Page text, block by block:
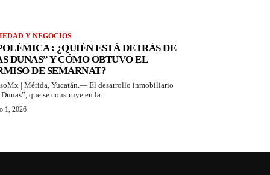
Y NEGOCIOS
: ¿QUIÉN ESTÁ DETRÁS DE
DUNAS” Y CÓMO OBTUVO EL
DE SEMARNAT?
| Mérida, Yucatán.— El desarrollo inmobiliario
que se construye en la...
1, 2026